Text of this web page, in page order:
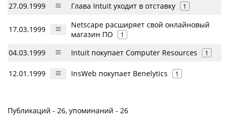
27.09.1999 Глава Intuit уходит в отставку 1
17.03.1999
Netscape расширяет свой онлайновый
магазин ПО
1
04.03.1999 Intuit покупает Computer Resources 1
12.01.1999 InsWeb покупает Benelytics 1
Публикаций - 26, упоминаний - 26